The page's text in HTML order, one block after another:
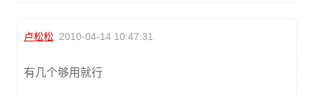
卢松松 2010-04-14 10:47:31
有几个够用就行